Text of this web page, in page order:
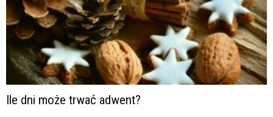
Ile dni może trwać adwent?